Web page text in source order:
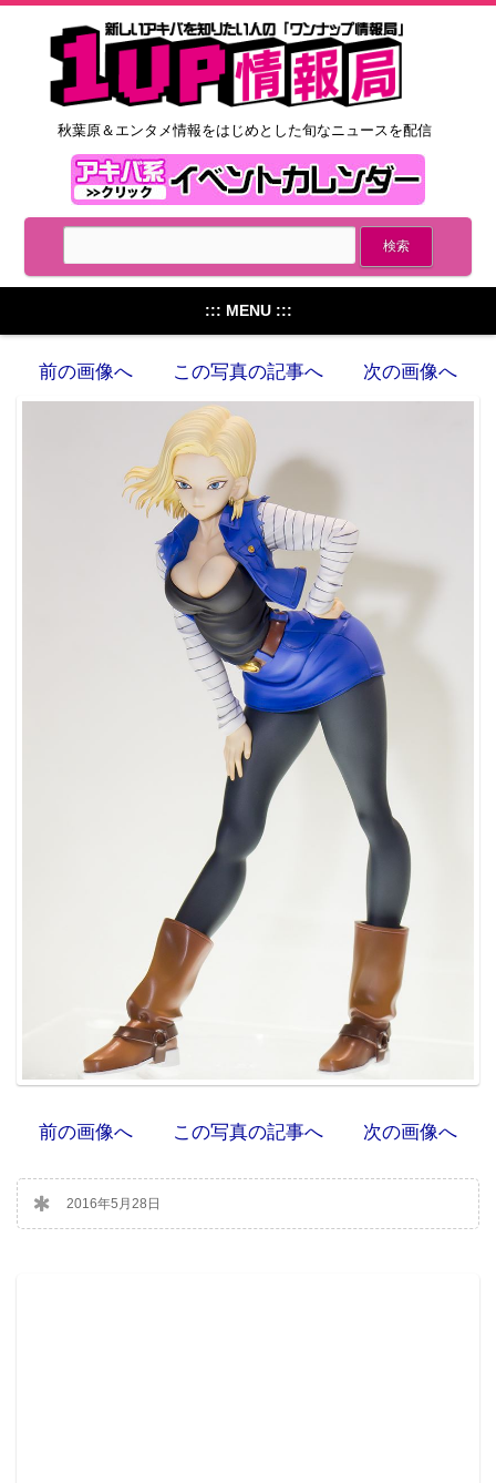
秋葉原＆エンタメ情報をはじめとした旬なニュースを配信
::: MENU :::
前の画像へ この写真の記事へ 次の画像へ
前の画像へ この写真の記事へ 次の画像へ
2016年5月28日